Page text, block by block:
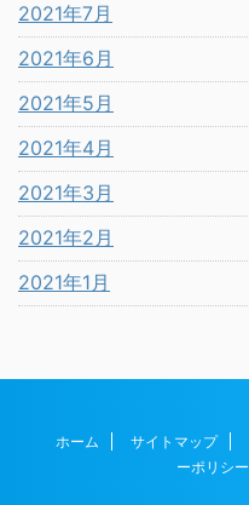
2021年7月
2021年6月
2021年5月
2021年4月
2021年3月
2021年2月
2021年1月
ホーム サイトマップ
ーポリシー